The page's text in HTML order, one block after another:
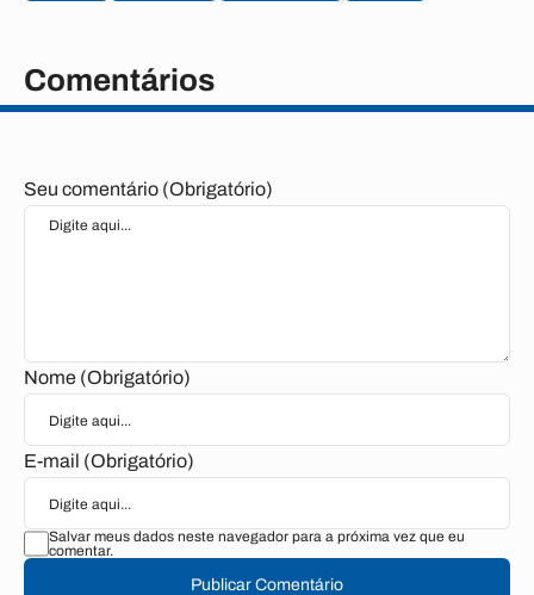
Comentários
Seu comentário (Obrigatório)
Nome (Obrigatório)
E-mail (Obrigatório)
Salvar meus dados neste navegador para a próxima vez que eu
comentar.
Publicar Comentário